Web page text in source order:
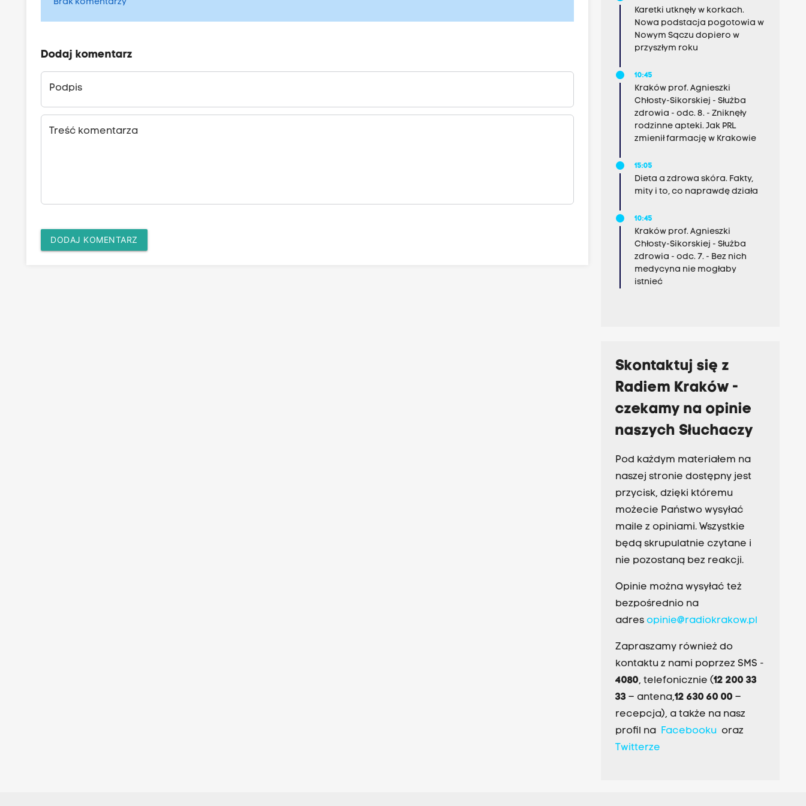
Brak komentarzy
Dodaj komentarz
Podpis
Treść komentarza
DODAJ KOMENTARZ
Karetki utknęły w korkach.
Nowa podstacja pogotowia w
Nowym Sączu dopiero w
przyszłym roku
10:45
Kraków prof. Agnieszki
Chłosty-Sikorskiej - Służba
zdrowia - odc. 8. - Zniknęły
rodzinne apteki. Jak PRL
zmienił farmację w Krakowie
15:05
Dieta a zdrowa skóra. Fakty,
mity i to, co naprawdę działa
10:45
Kraków prof. Agnieszki
Chłosty-Sikorskiej - Służba
zdrowia - odc. 7. - Bez nich
medycyna nie mogłaby
istnieć
Skontaktuj się z
Radiem Kraków -
czekamy na opinie
naszych Słuchaczy
Pod każdym materiałem na
naszej stronie dostępny jest
przycisk, dzięki któremu
możecie Państwo wysyłać
maile z opiniami. Wszystkie
będą skrupulatnie czytane i
nie pozostaną bez reakcji.
Opinie można wysyłać też
bezpośrednio na
adres opinie@radiokrakow.pl
Zapraszamy również do
kontaktu z nami poprzez SMS -
4080, telefonicznie (12 200 33
33– antena,12 630 60 00 –
recepcja), a także na nasz
profil na Facebookuoraz
Twitterze